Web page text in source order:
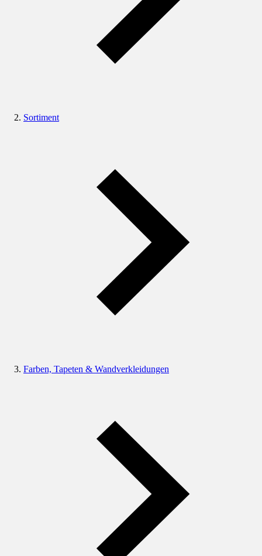
Sortiment
Farben, Tapeten & Wandverkleidungen